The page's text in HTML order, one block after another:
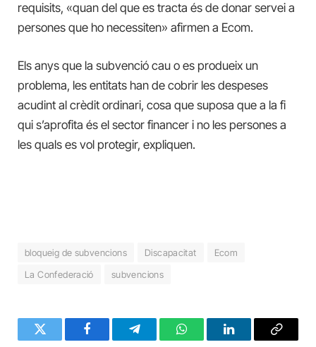
requisits, «quan del que es tracta és de donar servei a
persones que ho necessiten» afirmen a Ecom.
Els anys que la subvenció cau o es produeix un
problema, les entitats han de cobrir les despeses
acudint al crèdit ordinari, cosa que suposa que a la fi
qui s’aprofita és el sector financer i no les persones a
les quals es vol protegir, expliquen.
bloqueig de subvencions Discapacitat
Ecom
La Confederació
subvencions
Twitter FacebookTelegramWhatsAppLinkedInCopy